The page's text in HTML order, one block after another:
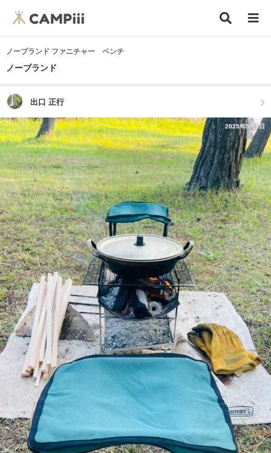
ノーブランド ファニチャー ベンチ
ノーブランド
出口 正行
2025年5月5日